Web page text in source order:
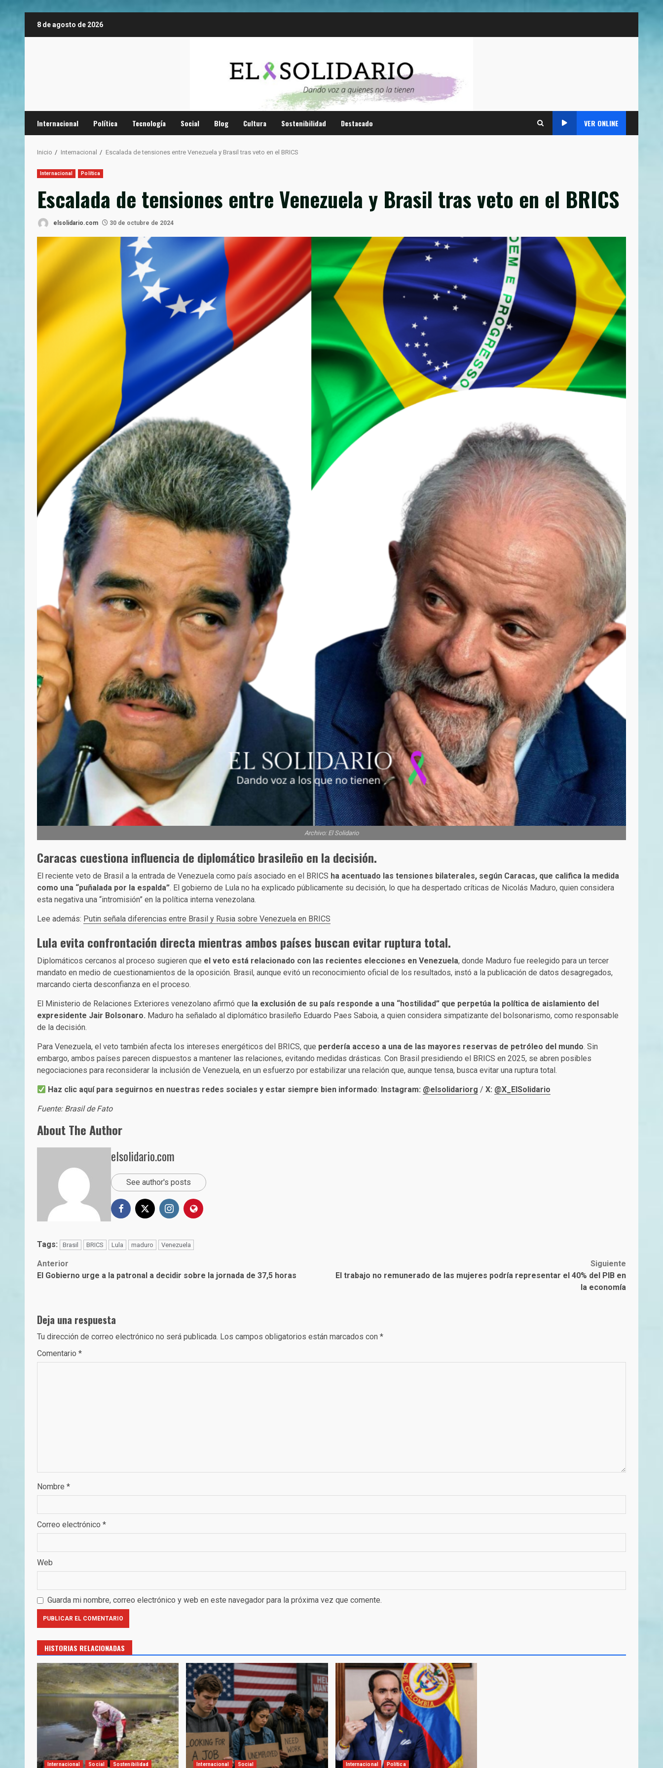
8 de agosto de 2026
Internacional Política Tecnología Social Blog Cultura Sostenibilidad Destacado VER ONLINE
Inicio Internacional Escalada de tensiones entre Venezuela y Brasil tras veto en el BRICS
Internacional Política
Escalada de tensiones entre Venezuela y Brasil tras veto en el BRICS
elsolidario.com 30 de octubre de 2024
Archivo: El Solidario
Caracas cuestiona influencia de diplomático brasileño en la decisión.
El reciente veto de Brasil a la entrada de Venezuela como país asociado en el BRICS ha acentuado las tensiones bilaterales, según Caracas, que califica la medida
como una “puñalada por la espalda”. El gobierno de Lula no ha explicado públicamente su decisión, lo que ha despertado críticas de Nicolás Maduro, quien considera
esta negativa una “intromisión” en la política interna venezolana.
Lee además: Putin señala diferencias entre Brasil y Rusia sobre Venezuela en BRICS
Lula evita confrontación directa mientras ambos países buscan evitar ruptura total.
Diplomáticos cercanos al proceso sugieren que el veto está relacionado con las recientes elecciones en Venezuela, donde Maduro fue reelegido para un tercer
mandato en medio de cuestionamientos de la oposición. Brasil, aunque evitó un reconocimiento oficial de los resultados, instó a la publicación de datos desagregados,
marcando cierta desconfianza en el proceso.
El Ministerio de Relaciones Exteriores venezolano afirmó que la exclusión de su país responde a una “hostilidad” que perpetúa la política de aislamiento del
expresidente Jair Bolsonaro. Maduro ha señalado al diplomático brasileño Eduardo Paes Saboia, a quien considera simpatizante del bolsonarismo, como responsable
de la decisión.
Para Venezuela, el veto también afecta los intereses energéticos del BRICS, que perdería acceso a una de las mayores reservas de petróleo del mundo. Sin
embargo, ambos países parecen dispuestos a mantener las relaciones, evitando medidas drásticas. Con Brasil presidiendo el BRICS en 2025, se abren posibles
negociaciones para reconsiderar la inclusión de Venezuela, en un esfuerzo por estabilizar una relación que, aunque tensa, busca evitar una ruptura total.
Haz clic aquí para seguirnos en nuestras redes sociales y estar siempre bien informado: Instagram: @elsolidariorg /X: @X_ElSolidario
Fuente: Brasil de Fato
About The Author
elsolidario.com
See author's posts
Tags: Brasil BRICS Lula maduro Venezuela
Post
navigation
Anterior
El Gobierno urge a la patronal a decidir sobre la jornada de 37,5 horas
Siguiente
El trabajo no remunerado de las mujeres podría representar el 40% del PIB en
la economía
Deja una respuesta
Tu dirección de correo electrónico no será publicada. Los campos obligatorios están marcados con *
Comentario *
Nombre *
Correo electrónico *
Web
Guarda mi nombre, correo electrónico y web en este navegador para la próxima vez que comente.
HISTORIAS RELACIONADAS
Internacional Social Sostenibilidad Internacional Social Internacional Política